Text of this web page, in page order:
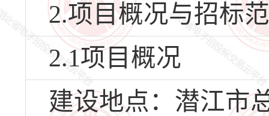
2.项目概况与招标
2.1项目概况
建设地点：潜江市